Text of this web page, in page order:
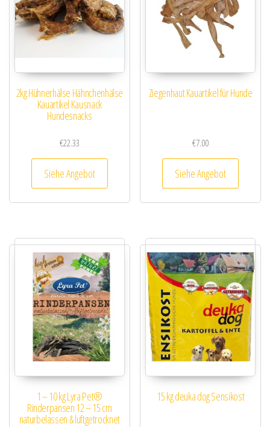
2kg Hühnerhälse Hähnchenhälse
Kauartikel Kausnack
Hundesnacks
€22.33
Siehe Angebot
Ziegenhaut Kauartikel für Hunde
€7.00
Siehe Angebot
1 – 10 kg Lyra Pet®
Rinderpansen 12 – 15 cm
naturbelassen & luftgetrocknet
15 kg deuka dog Sensikost